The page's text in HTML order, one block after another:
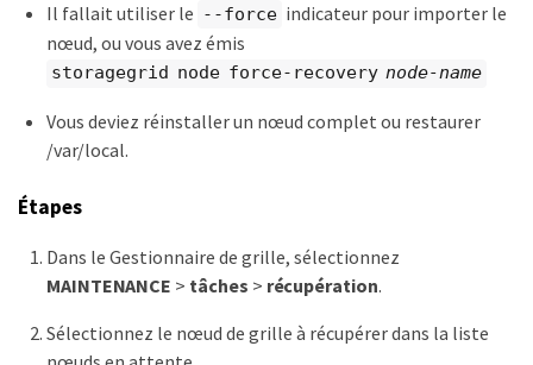
Il fallait utiliser le --force indicateur pour importer le
nœud, ou vous avez émis
storagegrid node force-recoverynode-name
Vous deviez réinstaller un nœud complet ou restaurer
/var/local.
Étapes
Dans le Gestionnaire de grille, sélectionnez
MAINTENANCE > tâches > récupération.
Sélectionnez le nœud de grille à récupérer dans la liste